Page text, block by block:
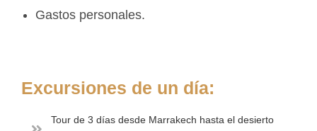
Gastos personales.
Excursiones de un día:
Tour de 3 días desde Marrakech hasta el desierto